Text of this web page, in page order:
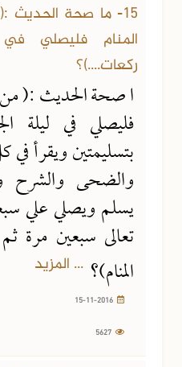
15- ما صحة الحديث
المنام فليصلي
ركعات....)؟
ا صحة الحديث :( من
فليصلي في ليلة
بتسليمتين ويقرأ
والضحى والشرح
يسلم ويصلي علي
تعالى سبعين مرة
المنام)؟ ... المزيد